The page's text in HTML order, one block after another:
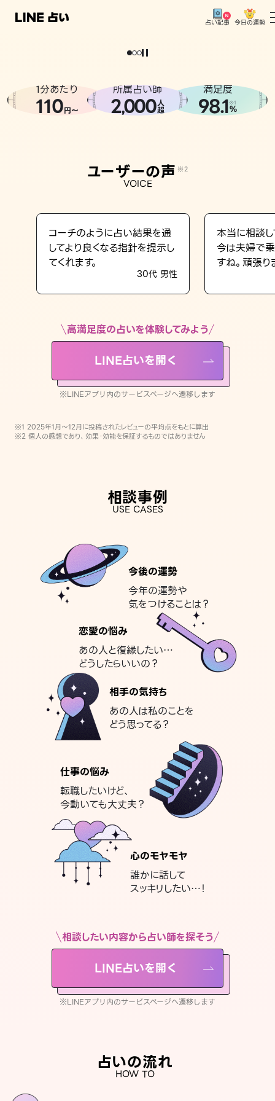
占い記事 今日の運勢
相談事例
LINE占いを開く
※LINEアプリ内のサービスページへ遷移します
どうせなら
。
1分あたり
110円〜
所属占い師
2,000人
超
満足度
98.1※1
%
ユーザーの声 ※2
VOICE
コーチのように占い結果を通
してより良くなる指針を提示し
てくれます。
30代 男性
本当に相談し
今は夫婦で
すね。頑張り
高満足度の占いを体験してみよう
LINE占いを開く
※LINEアプリ内のサービスページへ遷移します
※1 2025年1月〜12月に投稿されたレビューの平均点をもとに算出
※2 個人の感想であり、効果・効能を保証するものではありません
相談事例
USE CASES
今後の運勢
今年の運勢や
気をつけることは？
恋愛の悩み
あの人と復縁したい…
どうしたらいいの？
相手の気持ち
あの人は私のことを
どう思ってる？
仕事の悩み
転職したいけど、
今動いても大丈夫？
心のモヤモヤ
誰かに話して
スッキリしたい…！
相談したい内容から占い師を探そう
LINE占いを開く
※LINEアプリ内のサービスページへ遷移します
占いの流れ
HOW TO